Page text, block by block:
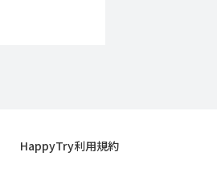
HappyTry利用規約